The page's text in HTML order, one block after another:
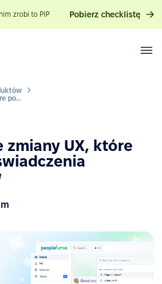
zrobi to PIP Pobierz checklistę
Nadchodzące zmiany UX, które poprawią doświadczenia pracowników
zmiany UX, które